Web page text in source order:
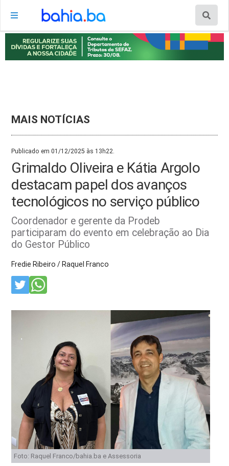
MAIS NOTÍCIAS
Publicado em 01/12/2025 às 13h22.
Grimaldo Oliveira e Kátia Argolo
destacam papel dos avanços
tecnológicos no serviço público
Coordenador e gerente da Prodeb
participaram do evento em celebração ao Dia
do Gestor Público
Fredie Ribeiro / Raquel Franco
Foto: Raquel Franco/bahia.ba e Assessoria